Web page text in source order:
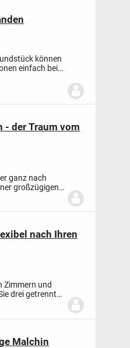
können
einfach bei
der Traum vom
ganz nach
großzügigen
nach Ihren
Zimmern und
drei getrennte
Malchin